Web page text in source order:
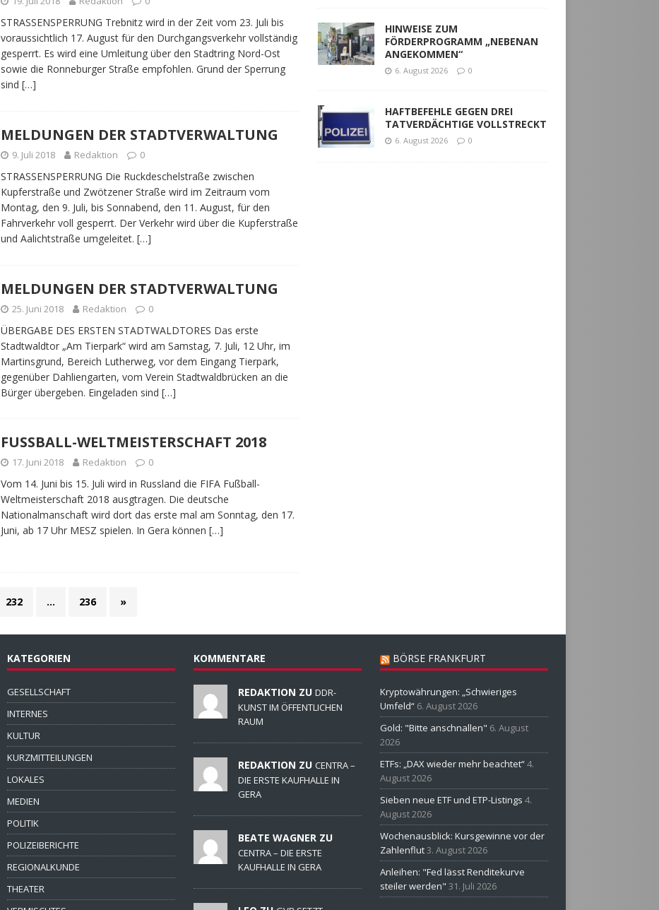
STRASSENSPERRUNG Trebnitz wird in der Zeit vom 23. Juli bis
voraussichtlich 17. August für den Durchgangsverkehr vollständig
gesperrt. Es wird eine Umleitung über den Stadtring Nord-Ost
sowie die Ronneburger Straße empfohlen. Grund der Sperrung
sind […]
MELDUNGEN DER STADTVERWALTUNG
9. Juli 2018 Redaktion 0
STRASSENSPERRUNG Die Ruckdeschelstraße zwischen
Kupferstraße und Zwötzener Straße wird im Zeitraum vom
Montag, den 9. Juli, bis Sonnabend, den 11. August, für den
Fahrverkehr voll gesperrt. Der Verkehr wird über die Kupferstraße
und Aalichtstraße umgeleitet. […]
MELDUNGEN DER STADTVERWALTUNG
25. Juni 2018 Redaktion 0
ÜBERGABE DES ERSTEN STADTWALDTORES Das erste
Stadtwaldtor „Am Tierpark“ wird am Samstag, 7. Juli, 12 Uhr, im
Martinsgrund, Bereich Lutherweg, vor dem Eingang Tierpark,
gegenüber Dahliengarten, vom Verein Stadtwaldbrücken an die
Bürger übergeben. Eingeladen sind […]
FUSSBALL-WELTMEISTERSCHAFT 2018
17. Juni 2018 Redaktion 0
Vom 14. Juni bis 15. Juli wird in Russland die FIFA Fußball-
Weltmeisterschaft 2018 ausgtragen. Die deutsche
Nationalmanschaft wird dort das erste mal am Sonntag, den 17.
Juni, ab 17 Uhr MESZ spielen. In Gera können […]
232 … 236 »
HINWEISE ZUM
FÖRDERPROGRAMM „NEBENAN
ANGEKOMMEN“
6. August 2026 0
HAFTBEFEHLE GEGEN DREI
TATVERDÄCHTIGE VOLLSTRECKT
6. August 2026 0
KATEGORIEN
GESELLSCHAFT
INTERNES
KULTUR
KURZMITTEILUNGEN
LOKALES
MEDIEN
POLITIK
POLIZEIBERICHTE
REGIONALKUNDE
THEATER
KOMMENTARE
REDAKTION ZU DDR-
KUNST IM ÖFFENTLICHEN
RAUM
REDAKTION ZU CENTRA –
DIE ERSTE KAUFHALLE IN
GERA
BEATE WAGNER ZU
CENTRA – DIE ERSTE
KAUFHALLE IN GERA
BÖRSE FRANKFURT
Kryptowährungen: „Schwieriges
Umfeld“ 6. August 2026
Gold: "Bitte anschnallen" 6. August
2026
ETFs: „DAX wieder mehr beachtet“4.
August 2026
Sieben neue ETF und ETP-Listings 4.
August 2026
Wochenausblick: Kursgewinne vor der
Zahlenflut3. August 2026
Anleihen: "Fed lässt Renditekurve
steiler werden" 31. Juli 2026